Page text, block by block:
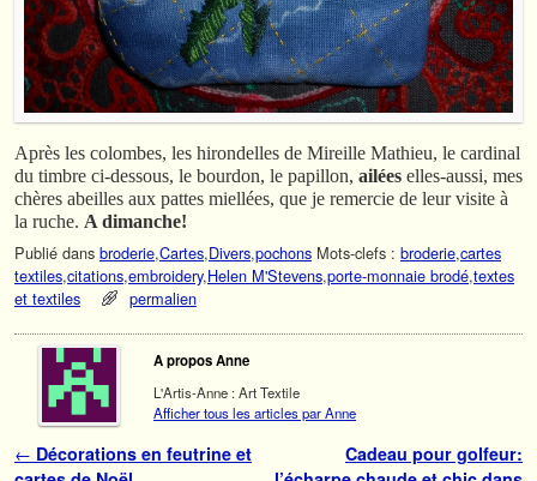
Après les colombes, les hirondelles de Mireille Mathieu, le cardinal
du timbre ci-dessous, le bourdon, le papillon, ailées elles-aussi, mes
chères abeilles aux pattes miellées, que je remercie de leur visite à
la ruche. A dimanche!
Publié dans broderie,Cartes,Divers,pochons Mots-clefs : broderie,cartes
textiles,citations,embroidery,Helen M'Stevens,porte-monnaie brodé,textes
et textiles
permalien
A propos Anne
L'Artis-Anne : Art Textile
Afficher tous les articles par Anne
Navigation des articles
← Décorations en feutrine et
Cadeau pour golfeur: